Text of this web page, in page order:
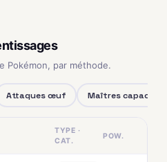
Pokémon, par méthode.
Attaques œuf Maîtres capacités
TYPE ·
CAT.
POW.